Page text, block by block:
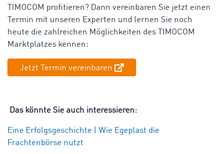
TIMOCOM profitieren? Dann vereinbaren Sie jetzt einen
Termin mit unseren Experten und lernen Sie noch
heute die zahlreichen Möglichkeiten des TIMOCOM
Marktplatzes kennen:
Jetzt Termin vereinbaren
Das könnte Sie auch interessieren:
Eine Erfolgsgeschichte | Wie Egeplast die
Frachtenbörse nutzt